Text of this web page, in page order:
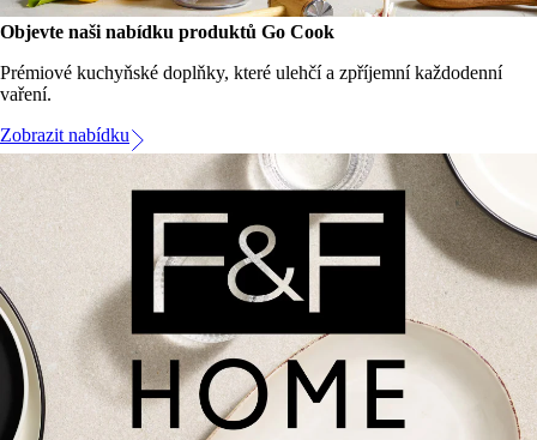
Objevte naši nabídku produktů Go Cook
Prémiové kuchyňské doplňky, které ulehčí a zpříjemní každodenní
vaření.
Zobrazit nabídku